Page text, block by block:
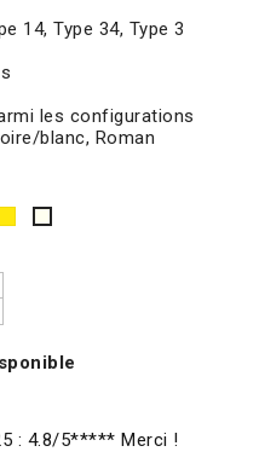
14, Type 34, Type 3
les configurations
blanc, Roman
Ivoire/blanc
: 4.8/5***** Merci !